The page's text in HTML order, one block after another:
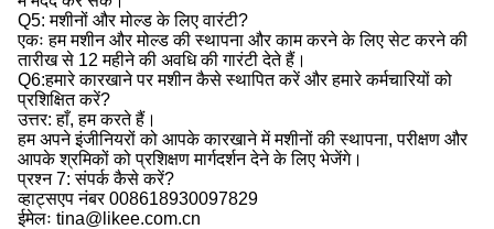
Q5: मशीनों और मोल्ड के लिए वारंटी?
एकः हम मशीन और मोल्ड की स्थापना और काम करने के लिए सेट करने की
तारीख से 12 महीने की अवधि की गारंटी देते हैं।
Q6:हमारे कारखाने पर मशीन कैसे स्थापित करें और हमारे कर्मचारियों को
प्रशिक्षित करें?
उत्तर: हाँ, हम करते हैं।
हम अपने इंजीनियरों को आपके कारखाने में मशीनों की स्थापना, परीक्षण और
आपके श्रमिकों को प्रशिक्षण मार्गदर्शन देने के लिए भेजेंगे।
प्रश्न 7: संपर्क कैसे करें?
व्हाट्सएप नंबर 008618930097829
ईमेलः tina@likee.com.cn